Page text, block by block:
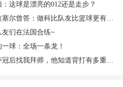
这球是漂亮的012还是走步？
曾答：做科比队友比篮球更有意义
们在法国合练~
球：全场一条龙！
找我拜师，他知道背打有多重要！